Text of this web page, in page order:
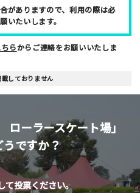
30代 40代
がありますので、利用の際は必
いたいします。
ちらからご連絡をお願いいたしま
しておりません
ローラースケート場」
うですか？
て投票ください。